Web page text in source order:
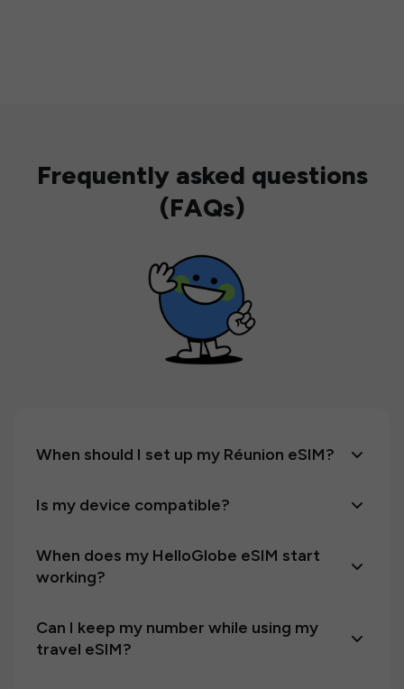
Frequently asked questions
(FAQs)
When should I set up my Réunion eSIM?
Is my device compatible?
When does my HelloGlobe eSIM start
working?
Can I keep my number while using my
travel eSIM?